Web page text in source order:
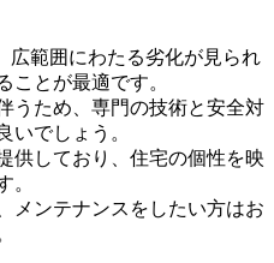
広範囲にわたる劣化が見られ
ことが最適です。
うため、専門の技術と安全対
いでしょう。
供しており、住宅の個性を映
。
メンテナンスをしたい方はお